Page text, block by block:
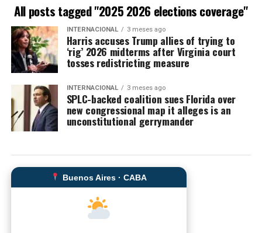
All posts tagged "2025 2026 elections coverage"
INTERNACIONAL 3 meses ago
Harris accuses Trump allies of trying to
‘rig’ 2026 midterms after Virginia court
tosses redistricting measure
INTERNACIONAL 3 meses ago
SPLC-backed coalition sues Florida over
new congressional map it alleges is an
unconstitutional gerrymander
Buenos Aires · CABA